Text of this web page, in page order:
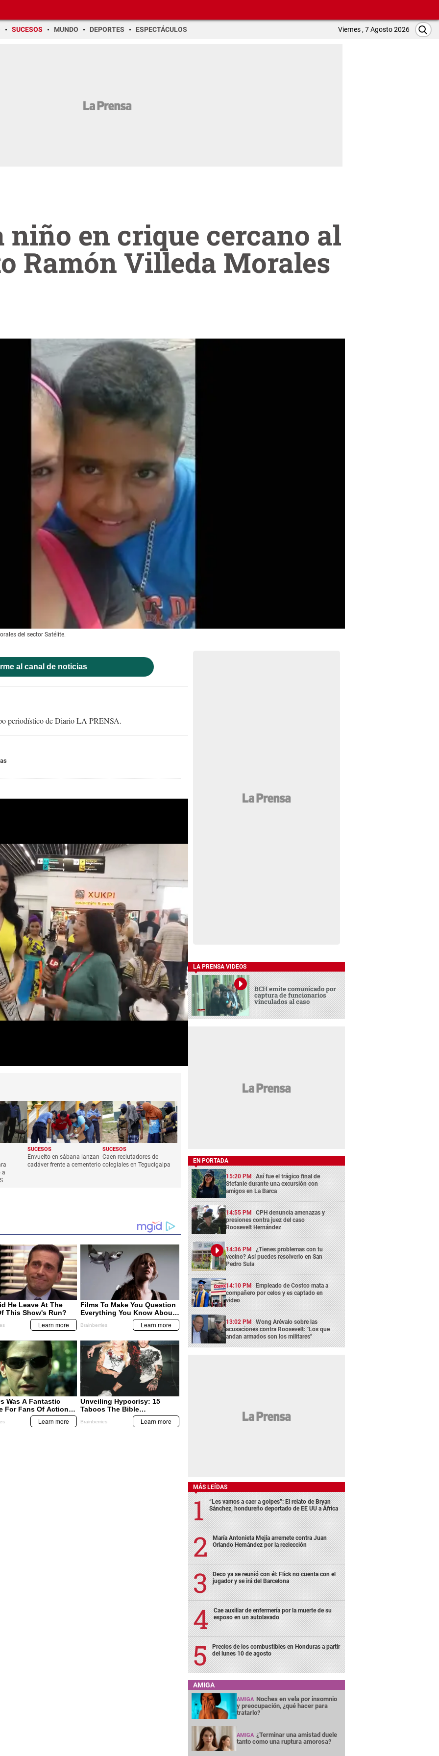
SUCESOS MUNDO DEPORTES ESPECTÁCULOS Viernes , 7 Agosto 2026
en crique cercano al
Ramón Villeda Morales
del sector Satélite.
al canal de noticias
periodístico de Diario LA PRENSA.
a
SUCESOS
Envuelto en sábana lanzan
cadáver frente a cementerio
SUCESOS
Caen reclutadores de
colegiales en Tegucigalpa
LA PRENSA VIDEOS
BCH emite comunicado por
captura de funcionarios
vinculados al caso
EN PORTADA
15:20 PM Así fue el trágico final de
Stefanie durante una excursión con
amigos en La Barca
14:55 PM CPH denuncia amenazas y
presiones contra juez del caso
Roosevelt Hernández
14:36 PM ¿Tienes problemas con tu
vecino? Así puedes resolverlo en San
Pedro Sula
14:10 PM Empleado de Costco mata a
compañero por celos y es captado en
video
13:02 PM Wong Arévalo sobre las
acusaciones contra Roosevelt: "Los que
andan armados son los militares"
MÁS LEÍDAS
“Les vamos a caer a golpes”: El relato de Bryan
Sánchez, hondureño deportado de EE UU a África
María Antonieta Mejía arremete contra Juan
Orlando Hernández por la reelección
Deco ya se reunió con él: Flick no cuenta con el
jugador y se irá del Barcelona
Cae auxiliar de enfermería por la muerte de su
esposo en un autolavado
Precios de los combustibles en Honduras a partir
del lunes 10 de agosto
AMIGA
AMIGA Noches en vela por insomnio
y preocupación, ¿qué hacer para
tratarlo?
AMIGA ¿Terminar una amistad duele
tanto como una ruptura amorosa?